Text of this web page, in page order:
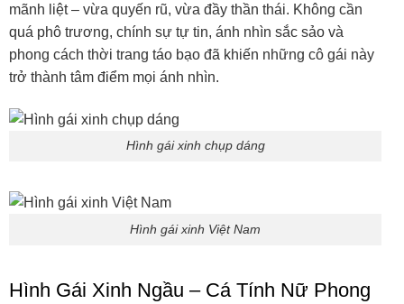
mãnh liệt – vừa quyến rũ, vừa đầy thần thái. Không cần
quá phô trương, chính sự tự tin, ánh nhìn sắc sảo và
phong cách thời trang táo bạo đã khiến những cô gái này
trở thành tâm điểm mọi ánh nhìn.
Hình gái xinh chụp dáng
Hình gái xinh Việt Nam
Hình Gái Xinh Ngầu – Cá Tính Nữ Phong